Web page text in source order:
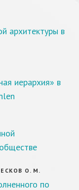
архитектуры в
иерархия» в
О. М.
по